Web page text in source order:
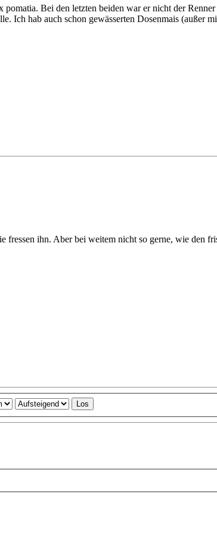
Bei den letzten beiden war er nicht der
Ich hab auch schon gewässerten Dosenmais (außer
fressen ihn. Aber bei weitem nicht so gerne, wie den